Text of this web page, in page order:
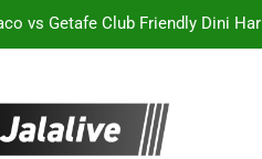
vs Getafe Club Friendly Dini
vs Indonesia Piala ASEAN